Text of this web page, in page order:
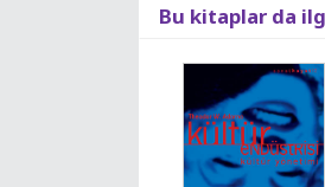
Bu kitaplar da